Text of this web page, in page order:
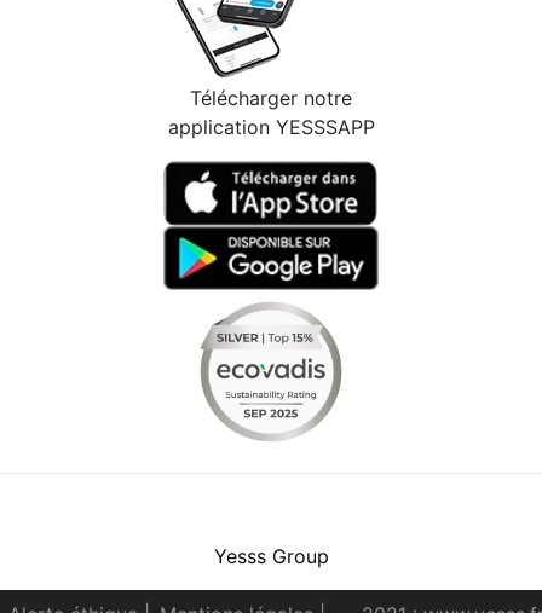
Télécharger notre
application YESSSAPP
Yesss Group